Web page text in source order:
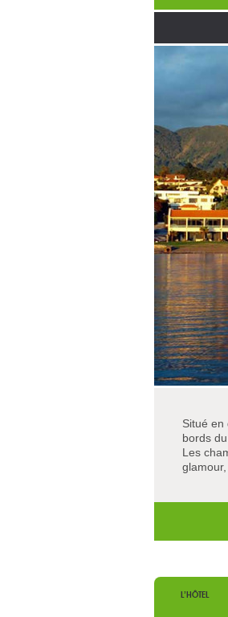
Situé en
bords
Les
L’HÔTEL